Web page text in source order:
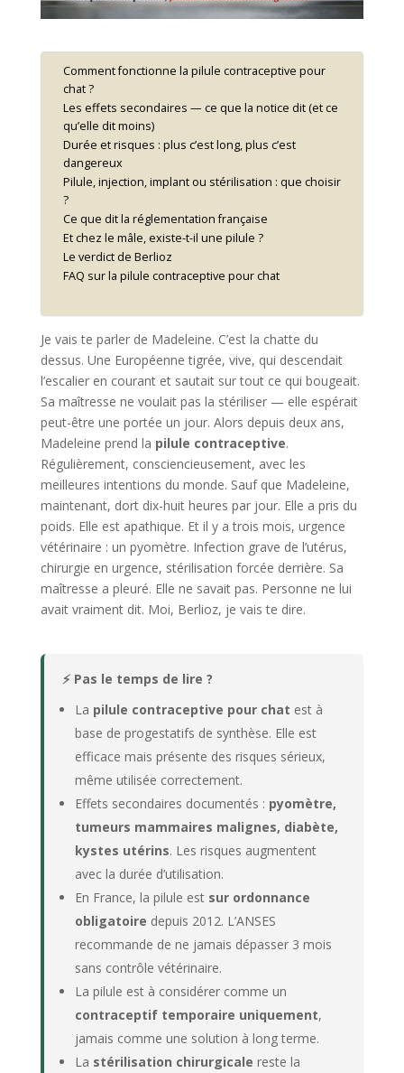
Comment fonctionne la pilule contraceptive pour
chat ?
Les effets secondaires — ce que la notice dit (et ce
qu’elle dit moins)
Durée et risques : plus c’est long, plus c’est
dangereux
Pilule, injection, implant ou stérilisation : que choisir
?
Ce que dit la réglementation française
Et chez le mâle, existe-t-il une pilule ?
Le verdict de Berlioz
FAQ sur la pilule contraceptive pour chat
Je vais te parler de Madeleine. C’est la chatte du
dessus. Une Européenne tigrée, vive, qui descendait
l’escalier en courant et sautait sur tout ce qui bougeait.
Sa maîtresse ne voulait pas la stériliser — elle espérait
peut-être une portée un jour. Alors depuis deux ans,
Madeleine prend la pilule contraceptive.
Régulièrement, consciencieusement, avec les
meilleures intentions du monde. Sauf que Madeleine,
maintenant, dort dix-huit heures par jour. Elle a pris du
poids. Elle est apathique. Et il y a trois mois, urgence
vétérinaire : un pyomètre. Infection grave de l’utérus,
chirurgie en urgence, stérilisation forcée derrière. Sa
maîtresse a pleuré. Elle ne savait pas. Personne ne lui
avait vraiment dit. Moi, Berlioz, je vais te dire.
⚡ Pas le temps de lire ?
La pilule contraceptive pour chat est à
base de progestatifs de synthèse. Elle est
efficace mais présente des risques sérieux,
même utilisée correctement.
Effets secondaires documentés : pyomètre,
tumeurs mammaires malignes, diabète,
kystes utérins. Les risques augmentent
avec la durée d’utilisation.
En France, la pilule est sur ordonnance
obligatoire depuis 2012. L’ANSES
recommande de ne jamais dépasser 3 mois
sans contrôle vétérinaire.
La pilule est à considérer comme un
contraceptif temporaire uniquement,
jamais comme une solution à long terme.
La stérilisation chirurgicale reste la